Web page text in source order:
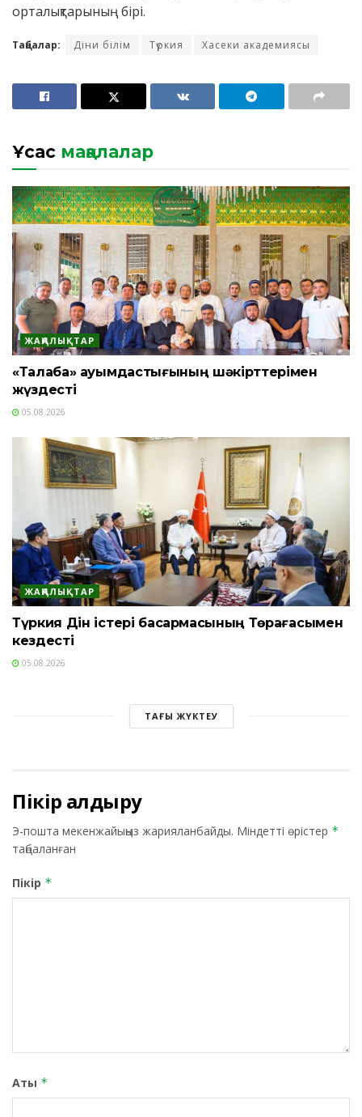
орталықтарының бірі.
Таңбалар: Діни білім Түркия Хасеки академиясы
Ұқсас мақалалар
ЖАҢАЛЫҚТАР
«Талаба» қауымдастығының шәкірттерімен
жүздесті
05.08.2026
ЖАҢАЛЫҚТАР
Түркия Дін істері басқармасының Төрағасымен
кездесті
05.08.2026
ТАҒЫ ЖҮКТЕУ
Пікір қалдыру
Э-пошта мекенжайыңыз жарияланбайды. Міндетті өрістер *
таңбаланған
Пікір *
Аты *